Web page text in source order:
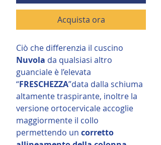
Acquista ora
Ciò che differenzia il cuscino
Nuvola da qualsiasi altro
guanciale è l’elevata
“FRESCHEZZA”data dalla schiuma
altamente traspirante, inoltre la
versione ortocervicale accoglie
maggiormente il collo
permettendo un corretto